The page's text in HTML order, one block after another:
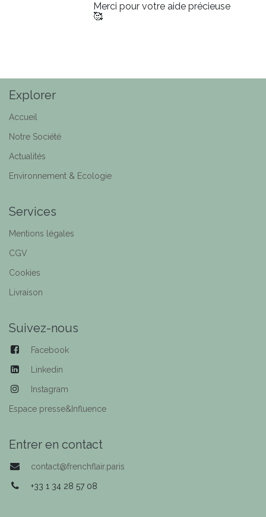
Merci pour votre aide précieuse
🥰
Explorer
Accueil
Notre Société
Actualités
Environnement & Ecologie
Services
Mentions légales
CGV
Cookies
Livraison
Suivez-nous
Facebook
Linkedin
Instagram
Espace presse&Influence
Entrer en contact
contact@frenchflair.paris
+33 1 34 28 57 08